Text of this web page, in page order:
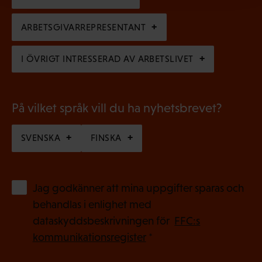
k
t
)
r
i
s
k
)
ARBETSGIVARREPRESENTANT
I ÖVRIGT INTRESSERAD AV ARBETSLIVET
På vilket språk vill du ha nyhetsbrevet?
SVENSKA FINSKA
Jag godkänner att mina uppgifter sparas och
behandlas i enlighet med
dataskyddsbeskrivningen för FFC:s
kommunikationsregister*